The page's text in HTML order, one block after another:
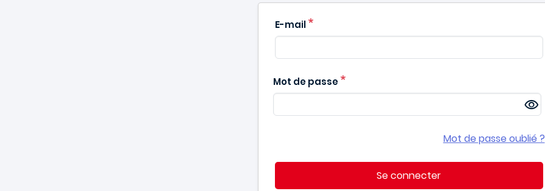
E-mail
Mot de passe
Mot de passe oublié ?
Se connecter